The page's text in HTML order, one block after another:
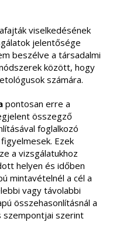
viselkedésének
jelentősége
beszélve a társadalmi
között, hogy
számára.
pontosan erre a
összegző
foglalkozó
Ezek
a vizsgálatukhoz
helyen és időben
mintavételnél a cél a
vagy távolabbi
összehasonlításnál a
szempontjai szerint